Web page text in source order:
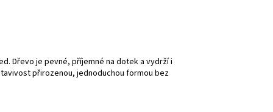
Dřevo je pevné, příjemné na dotek a vydrží i
přirozenou, jednoduchou formou bez